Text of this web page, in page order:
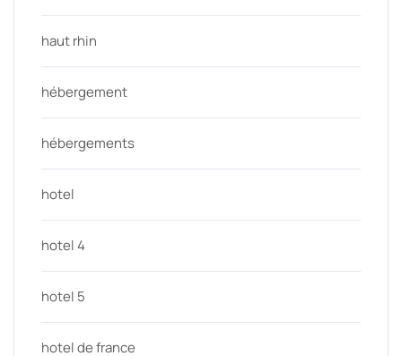
haut rhin
hébergement
hébergements
hotel
hotel 4
hotel 5
hotel de france